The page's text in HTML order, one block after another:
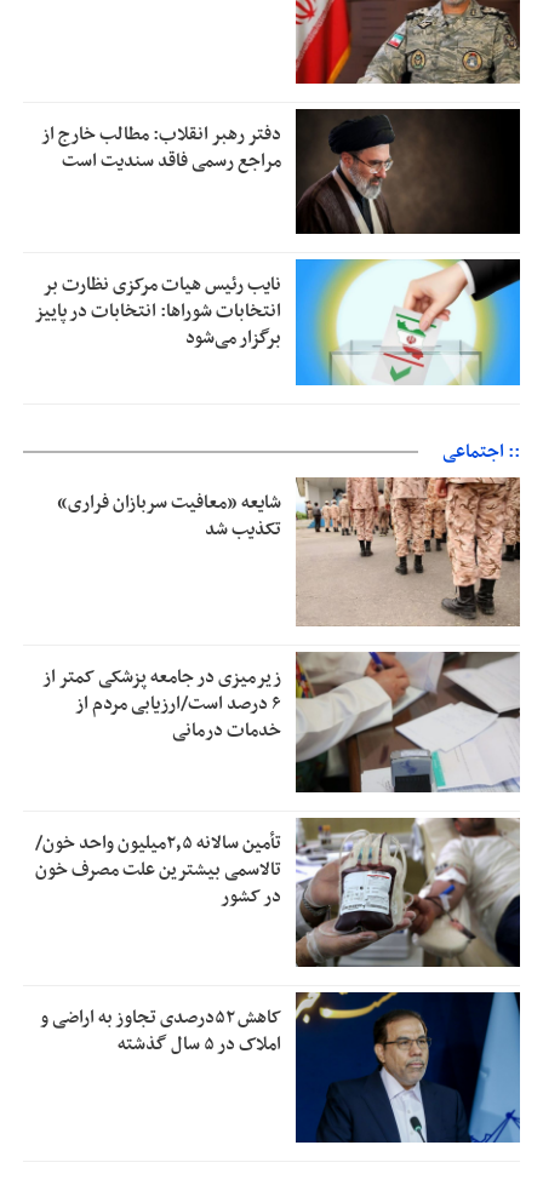
دفتر رهبر انقلاب: مطالب خارج از
مراجع رسمی فاقد سندیت است
نایب رئیس هیات مرکزی نظارت بر
انتخابات شوراها: انتخابات در پاییز
برگزار می‌شود
:: اجتماعی
شایعه «معافیت سربازان فراری»
تکذیب شد
زیرمیزی در جامعه پزشکی کمتر از
۶ درصد است/ارزیابی مردم از
خدمات درمانی
تأمین سالانه ۲٫۵میلیون واحد خون/
تالاسمی بیشترین علت مصرف‌ خون
در کشور
کاهش ۵۲درصدی تجاوز به اراضی و
املاک در ۵ سال گذشته